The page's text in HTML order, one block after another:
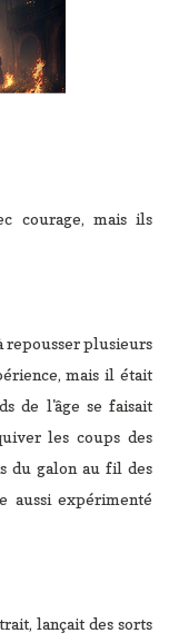
courage, mais ils
repousser plusieurs
mais il était
de l'âge se faisait
les coups des
du galon au fil des
aussi expérimenté
lançait des sorts